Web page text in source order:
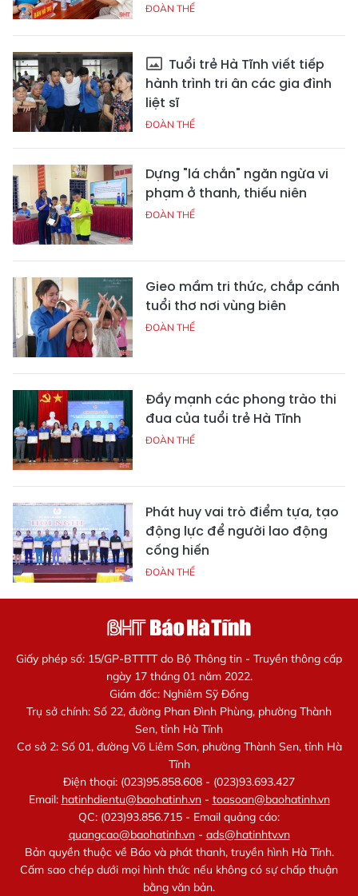
ĐOÀN THỂ
Tuổi trẻ Hà Tĩnh viết tiếp
hành trình tri ân các gia đình
liệt sĩ
ĐOÀN THỂ
Dựng "lá chắn" ngăn ngừa vi
phạm ở thanh, thiếu niên
ĐOÀN THỂ
Gieo mầm tri thức, chắp cánh
tuổi thơ nơi vùng biên
ĐOÀN THỂ
Đẩy mạnh các phong trào thi
đua của tuổi trẻ Hà Tĩnh
ĐOÀN THỂ
Phát huy vai trò điểm tựa, tạo
động lực để người lao động
cống hiến
ĐOÀN THỂ
Giấy phép số: 15/GP-BTTTT do Bộ Thông tin - Truyền thông cấp
ngày 17 tháng 01 năm 2022.
Giám đốc: Nghiêm Sỹ Đống
Trụ sở chính: Số 22, đường Phan Đình Phùng, phường Thành
Sen, tỉnh Hà Tĩnh
Cơ sở 2: Số 01, đường Võ Liêm Sơn, phường Thành Sen, tỉnh Hà
Tĩnh
Điện thoại: (023)95.858.608 - (023)93.693.427
Email: hatinhdientu@baohatinh.vn- toasoan@baohatinh.vn
QC: (023)93.856.715 - Email quảng cáo:
quangcao@baohatinh.vn- ads@hatinhtv.vn
Bản quyền thuộc về Báo và phát thanh, truyền hình Hà Tĩnh.
Cấm sao chép dưới mọi hình thức nếu không có sự chấp thuận
bằng văn bản.